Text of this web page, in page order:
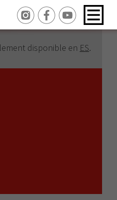
disponible en ES.
ajustes